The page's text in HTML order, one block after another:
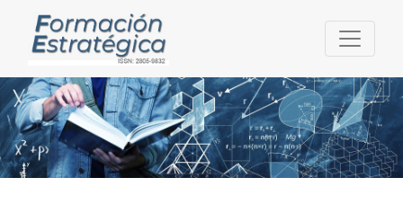
Formación Estratégica